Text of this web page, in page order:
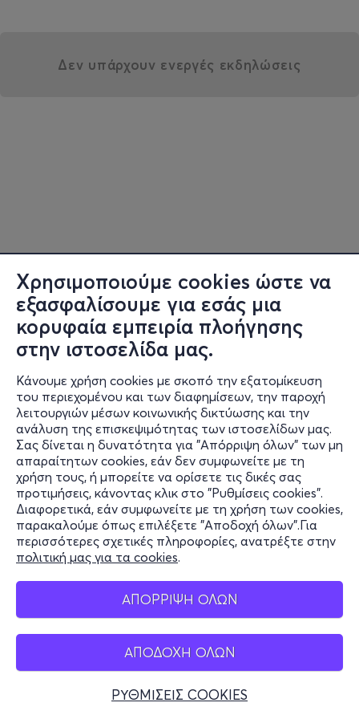
Χρησιμοποιούμε cookies ώστε να
εξασφαλίσουμε για εσάς μια
κορυφαία εμπειρία πλοήγησης
στην ιστοσελίδα μας.
Κάνουμε χρήση cookies με σκοπό την εξατομίκευση
του περιεχομένου και των διαφημίσεων, την παροχή
λειτουργιών μέσων κοινωνικής δικτύωσης και την
ανάλυση της επισκεψιμότητας των ιστοσελίδων μας.
Σας δίνεται η δυνατότητα για "Απόρριψη όλων" των μη
απαραίτητων cookies, εάν δεν συμφωνείτε με τη
χρήση τους, ή μπορείτε να ορίσετε τις δικές σας
προτιμήσεις, κάνοντας κλικ στο "Ρυθμίσεις cookies".
Διαφορετικά, εάν συμφωνείτε με τη χρήση των cookies,
παρακαλούμε όπως επιλέξετε "Αποδοχή όλων".Για
περισσότερες σχετικές πληροφορίες, ανατρέξτε στην
πολιτική μας για τα cookies.
ΑΠΟΡΡΙΨΗ ΟΛΩΝ
ΑΠΟΔΟΧΗ ΟΛΩΝ
ΡΥΘΜΙΣΕΙΣ COOKIES
Δεν υπάρχουν ενεργές εκδηλώσεις